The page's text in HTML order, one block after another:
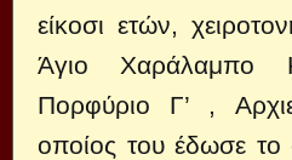
είκοσι ετών,
Άγιο Χαράλαμπο
Πορφύριο Γ’ ,
οποίος του έδωσε